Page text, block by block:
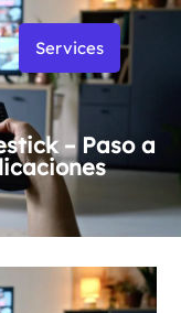
Services
– Paso a